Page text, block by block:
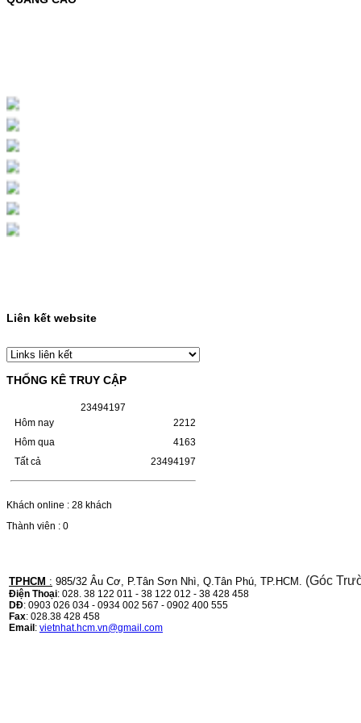
Chọn mua
HỘP MỰC MÀU SAMSUNG
CLT-403S CHO DÒNG MÁY
SL-C435/C436
HỘP MỰC MÀU SAMSUNG CLT-403S CHO
DÒNG MÁY SL-C435/C436MÃ HỘP MỰC:-
Samsung CLT-403S- Loại mực: Mực in laser
màuSỬ DỤNG CHO MÁY IN:- Samsung SL-
HỘP MỰC HP 110A
(W1110A) CHO DÒNG MÁY
LBP 243/MF 461DW
HỘP MỰC HP 110A (W1110A) CHO DÒNG
MÁY LBP 243/MF 461DWMÃ HỘP MỰC:-
Hộp mực HP 110A (W1110A)- Loại mực:
Mực in laser trắng đenSỬ DỤNG CHO MÁY
Giá : 249.000VND
243/MF 461DW
HỘP MỰC CANON CRG-070 CHO DÒNG
MÁY LBP 243/MF 461DW MÃ HỘP MỰC:–
Hộp mực Canon CRG-070– Loại mực: Mực
in laser trắng đenSỬ DỤNG CHO MÁY IN:–
Liên kết website
THỐNG KÊ TRUY CẬP
234941 97
Hôm nay
Hôm qua
Tất cả
2212
4163
23494197
Khách online : 28 khách
Thành viên : 0
TPHCM : 985/32 Âu Cơ, P.Tân Sơn Nhì, Q.Tân Phú, TP.HCM. (Góc
Điện Thoại: 028. 38 122 011 - 38 122 012 - 38 428 458
DĐ: 0903 026 034 - 0934 002 567 - 0902 400 555
Fax: 028.38 428 458
Email: vietnhat.hcm.vn@gmail.com